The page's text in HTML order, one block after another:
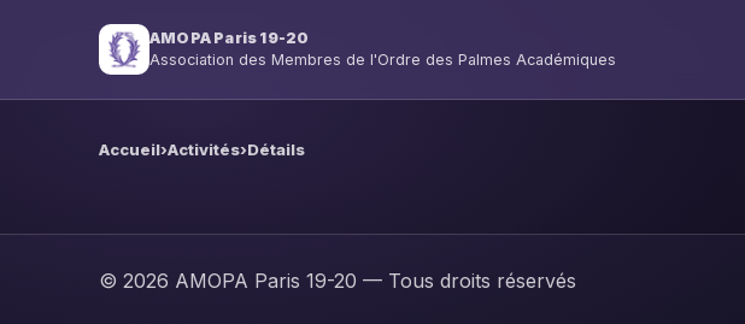
AMOPA Paris 19-20
Association des Membres de l'Ordre des Palmes Académiques
Accueil›Activités›Détails
© 2026 AMOPA Paris 19-20 — Tous droits réservés